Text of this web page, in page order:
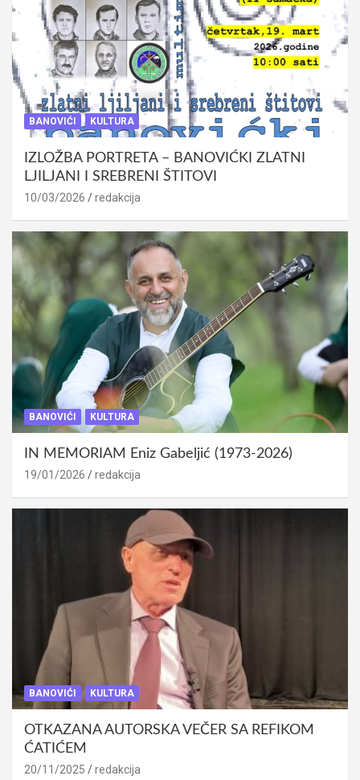
BANOVIĆI KULTURA
IZLOŽBA PORTRETA – BANOVIĆKI ZLATNI
LJILJANI I SREBRENI ŠTITOVI
10/03/2026 redakcija
BANOVIĆI KULTURA
IN MEMORIAM Eniz Gabeljić (1973-2026)
19/01/2026 redakcija
BANOVIĆI KULTURA
OTKAZANA AUTORSKA VEČER SA REFIKOM
ĆATIĆEM
20/11/2025 redakcija